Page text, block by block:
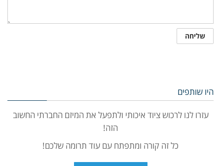
היו שותפים
עזרו לנו לרכוש ציוד איכותי ולתפעל את המיזם החברתי החשוב
הזה!
כל זה קורה ומתפתח עם עוד תרומה שלכם!